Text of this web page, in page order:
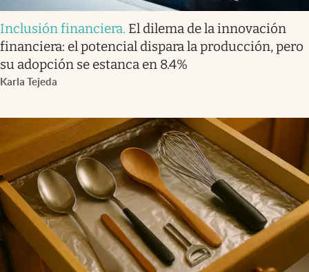
Inclusión financiera. El dilema de la innovación
financiera: el potencial dispara la producción, pero
su adopción se estanca en 8.4%
Karla Tejeda